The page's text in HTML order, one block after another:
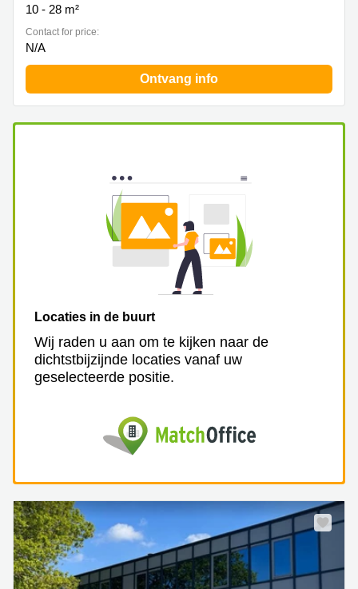
10 - 28 m²
Contact for price:
N/A
Ontvang info
Locaties in de buurt
Wij raden u aan om te kijken naar de
dichtstbijzijnde locaties vanaf uw
geselecteerde positie.